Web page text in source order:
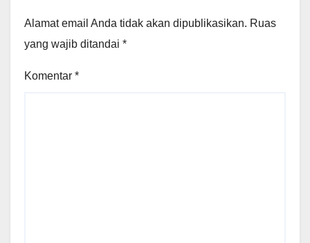
Alamat email Anda tidak akan dipublikasikan. Ruas
yang wajib ditandai *
Komentar *